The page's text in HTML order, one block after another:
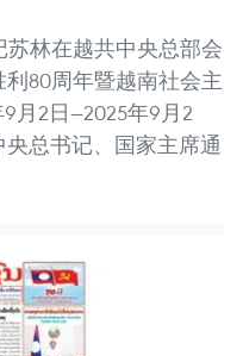
林在越共中央总部会
80周年暨越南社会主
月2日—2025年9月2
总书记、国家主席通